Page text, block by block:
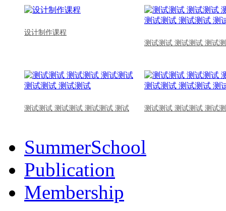
设计制作课程
测试测试 测试测试 测试
测试测试 测试测试 测试测试 测试 测试测试 测试测试 测试
SummerSchool
Publication
Membership